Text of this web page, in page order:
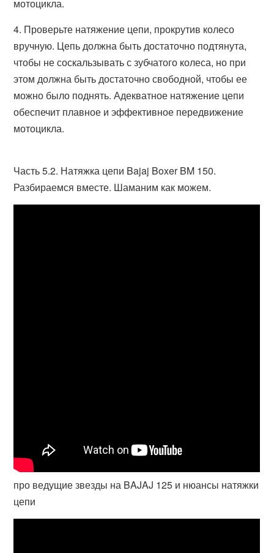
мотоцикла.
4. Проверьте натяжение цепи, прокрутив колесо
вручную. Цепь должна быть достаточно подтянута,
чтобы не соскальзывать с зубчатого колеса, но при
этом должна быть достаточно свободной, чтобы ее
можно было поднять. Адекватное натяжение цепи
обеспечит плавное и эффективное передвижение
мотоцикла.
Часть 5.2. Натяжка цепи Bajaj Boxer BM 150.
Разбираемся вместе. Шаманим как можем.
про ведущие звезды на BAJAJ 125 и нюансы натяжки
цепи